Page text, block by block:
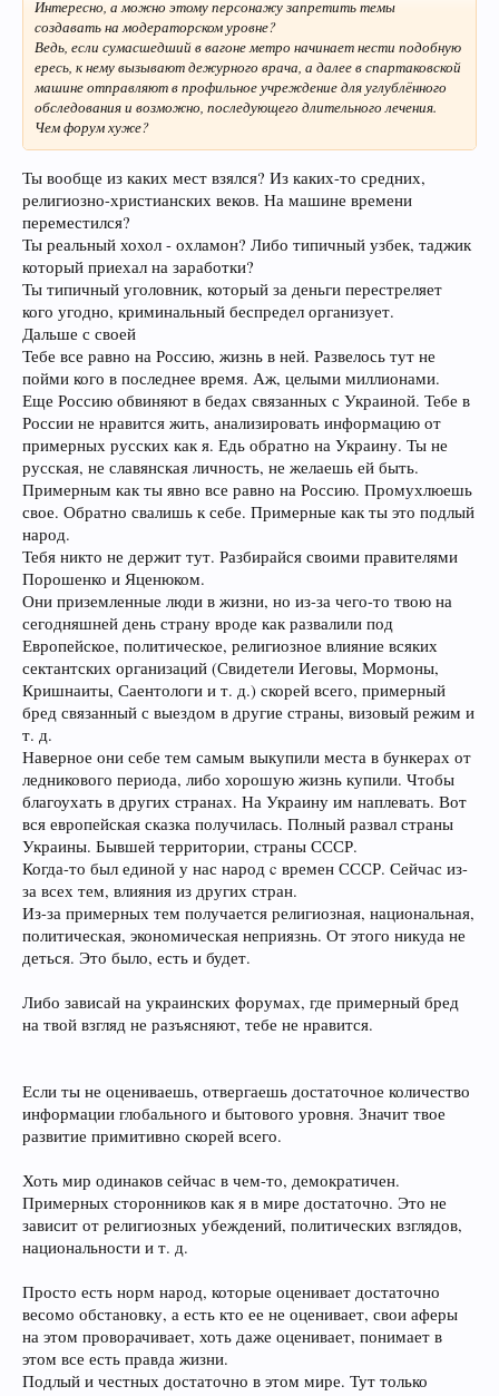
Интересно, а можно этому персонажу запретить темы
создавать на модераторском уровне?
Ведь, если сумасшедший в вагоне метро начинает нести подобную
ересь, к нему вызывают дежурного врача, а далее в спартаковской
машине отправляют в профильное учреждение для углублённого
обследования и возможно, последующего длительного лечения.
Чем форум хуже?
Ты вообще из каких мест взялся? Из каких-то средних,
религиозно-христианских веков. На машине времени
переместился?
Ты реальный хохол - охламон? Либо типичный узбек, таджик
который приехал на заработки?
Ты типичный уголовник, который за деньги перестреляет
кого угодно, криминальный беспредел организует.
Дальше с своей
Тебе все равно на Россию, жизнь в ней. Развелось тут не
пойми кого в последнее время. Аж, целыми миллионами.
Еще Россию обвиняют в бедах связанных с Украиной. Тебе в
России не нравится жить, анализировать информацию от
примерных русских как я. Едь обратно на Украину. Ты не
русская, не славянская личность, не желаешь ей быть.
Примерным как ты явно все равно на Россию. Промухлюешь
свое. Обратно свалишь к себе. Примерные как ты это подлый
народ.
Тебя никто не держит тут. Разбирайся своими правителями
Порошенко и Яценюком.
Они приземленные люди в жизни, но из-за чего-то твою на
сегодняшней день страну вроде как развалили под
Европейское, политическое, религиозное влияние всяких
сектантских организаций (Свидетели Иеговы, Мормоны,
Кришнаиты, Саентологи и т. д.) скорей всего, примерный
бред связанный с выездом в другие страны, визовый режим и
т. д.
Наверное они себе тем самым выкупили места в бункерах от
ледникового периода, либо хорошую жизнь купили. Чтобы
благоухать в других странах. На Украину им наплевать. Вот
вся европейская сказка получилась. Полный развал страны
Украины. Бывшей территории, страны СССР.
Когда-то был единой у нас народ c времен СССР. Сейчас из-
за всех тем, влияния из других стран.
Из-за примерных тем получается религиозная, национальная,
политическая, экономическая неприязнь. От этого никуда не
деться. Это было, есть и будет.
Либо зависай на украинских форумах, где примерный бред
на твой взгляд не разъясняют, тебе не нравится.
Если ты не оцениваешь, отвергаешь достаточное количество
информации глобального и бытового уровня. Значит твое
развитие примитивно скорей всего.
Хоть мир одинаков сейчас в чем-то, демократичен.
Примерных сторонников как я в мире достаточно. Это не
зависит от религиозных убеждений, политических взглядов,
национальности и т. д.
Просто есть норм народ, которые оценивает достаточно
весомо обстановку, а есть кто ее не оценивает, свои аферы
на этом проворачивает, хоть даже оценивает, понимает в
этом все есть правда жизни.
Подлый и честных достаточно в этом мире. Тут только